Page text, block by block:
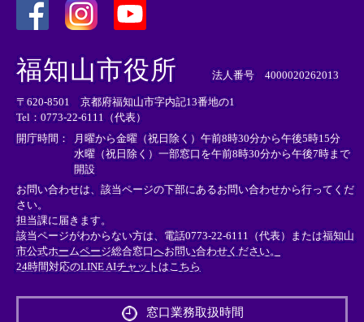
外
部
リ
ン
ク
＞
外
リ
ン
ク
＞
外
部
ン
ク
＞
福知山市役所 法人番号 4000020262013
〒620-8501 京都府福知山市字内記13番地の1
Tel：0773-22-6111（代表）
開庁時間：
月曜から金曜（祝日除く）午前8時30分から午後5時15分
水曜（祝日除く）一部窓口を午前8時30分から午後7時まで
開設
お問い合わせは、該当ページの下部にあるお問い合わせから行ってくだ
さい。
担当課に届きます。
該当ページがわからない方は、電話0773-22-6111（代表）または福知山
市公式ホームページ総合窓口へお問い合わせください。
24時間対応のLINE AIチャットはこちら
外
窓口業務取扱時間